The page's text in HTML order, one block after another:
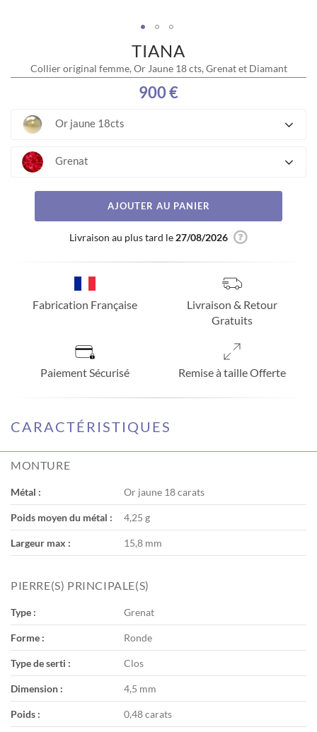
TIANA
Collier original femme, Or Jaune 18 cts, Grenat et Diamant
900 €
Or jaune 18cts
Grenat
AJOUTER AU PANIER
Livraison au plus tard le 27/08/2026
Fabrication Française
Livraison & Retour
Gratuits
Paiement Sécurisé Remise à taille Offerte
images
gallery
CARACTÉRISTIQUES
MONTURE
Métal : Or jaune 18 carats
Poids moyen du métal : 4,25 g
Largeur max : 15,8 mm
PIERRE(S) PRINCIPALE(S)
Type : Grenat
Forme : Ronde
Type de serti : Clos
Dimension : 4,5 mm
Poids : 0,48 carats